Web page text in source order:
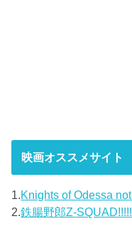
映画オススメサイト
1.Knights of Odessa
2.鉄腸野郎Z-